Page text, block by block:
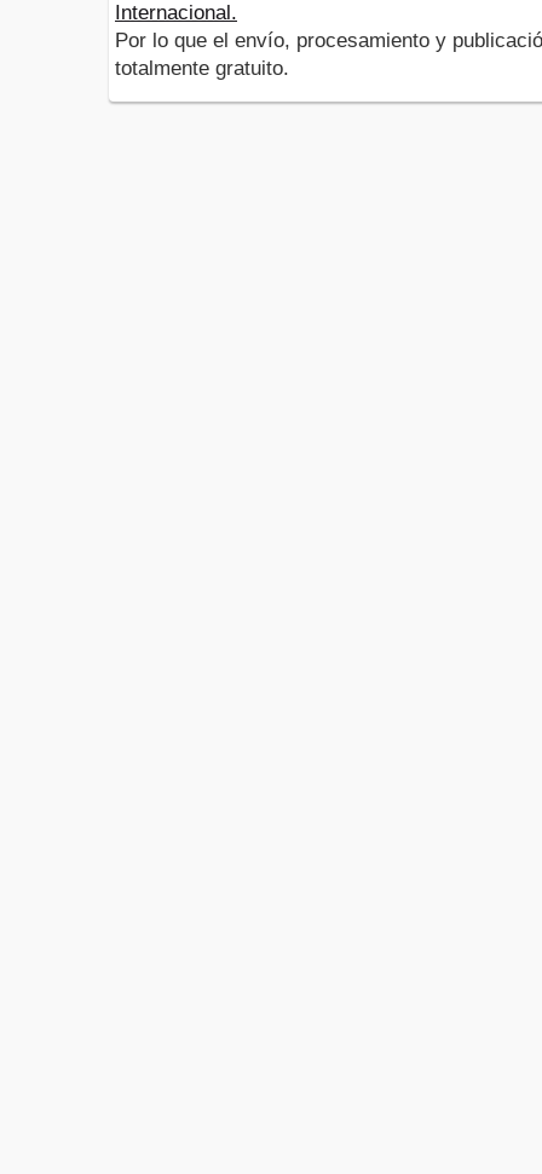
Internacional.
Por lo que el envío, procesamiento y
totalmente gratuito.